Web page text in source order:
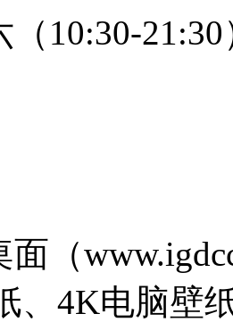
（10:30-21:30
面（
、4K电脑壁